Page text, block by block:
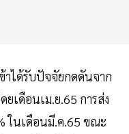
าได้รับปัจจัยกดดันจาก
เดือนเม.ย.65 การส่ง
ในเดือนมี.ค.65 ขณะ